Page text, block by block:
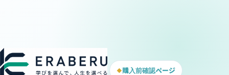
購入前確認ページ